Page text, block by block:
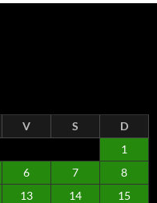
V S
D
1
6 7
8
13 14
15